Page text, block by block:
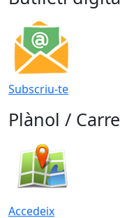
Subscriu-te
Plànol /
Accedeix